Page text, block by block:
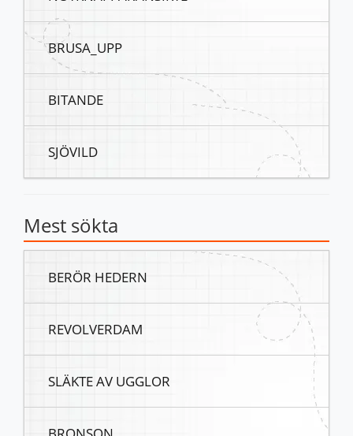
BRUSA_UPP
BITANDE
SJÖVILD
Mest sökta
BERÖR HEDERN
REVOLVERDAM
SLÄKTE AV UGGLOR